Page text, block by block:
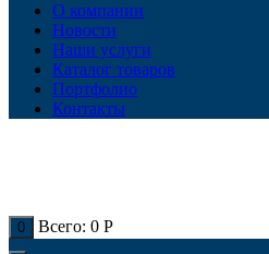
О компании
Новости
Наши услуги
Каталог товаров
Портфолио
Контакты
0 Всего: 0 Р